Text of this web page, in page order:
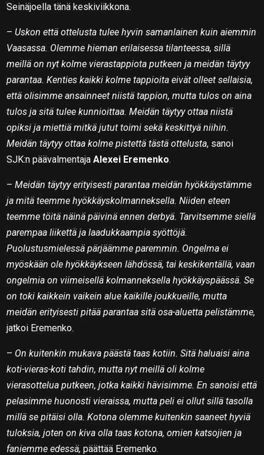
Seinäjoella tänä keskiviikkona.
– Uskon että ottelusta tulee hyvin samanlainen kuin aiemmin
Vaasassa. Olemme hieman erilaisessa tilanteessa, sillä
meillä on nyt kolme vierastappiota putkeen ja meidän täytyy
parantaa. Kenties kaikki kolme tappioita eivät olleet sellaisia,
että olisimme ansainneet niistä tappion, mutta tulos on aina
tulos ja sitä tulee kunnioittaa. Meidän täytyy ottaa niistä
opiksi ja miettiä mitkä jutut toimi sekä keskittyä niihin.
Meidän täytyy ottaa kolme pistettä tästä ottelusta, sanoi
SJK:n päävalmentajaAlexei Eremenko.
–Meidän täytyy erityisesti parantaa meidän hyökkäystämme
ja mitä teemme hyökkäyskolmanneksella. Niiden eteen
teemme töitä näinä päivinä ennen derbyä. Tarvitsemme siellä
parempaa liikettä ja laadukkaampia syöttöjä.
Puolustusmielessä pärjäämme paremmin. Ongelma ei
myöskään ole hyökkäykseen lähdössä, tai keskikentällä, vaan
ongelmia on viimeisellä kolmanneksella hyökkäyspäässä. Se
on toki kaikkein vaikein alue kaikille joukkueille, mutta
meidän erityisesti pitää parantaa sitä osa-aluetta pelistämme,
jatkoi Eremenko.
– On kuitenkin mukava päästä taas kotiin. Sitä haluaisi aina
koti-vieras-koti tahdin, mutta nyt meillä oli kolme
vierasottelua putkeen, jotka kaikki hävisimme. En sanoisi että
pelasimme huonosti vieraissa, mutta peli ei ollut sillä tasolla
millä se pitäisi olla. Kotona olemme kuitenkin saaneet hyviä
tuloksia, joten on kiva olla taas kotona, omien katsojien ja
faniemme edessä, päättää Eremenko.